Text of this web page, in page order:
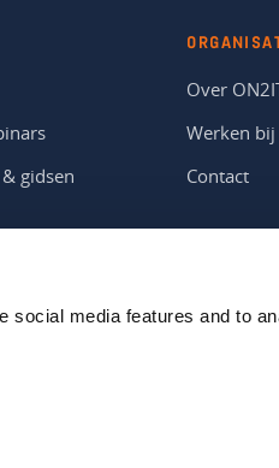
social media features and to
gidsen
Over
Werken bij
Contact